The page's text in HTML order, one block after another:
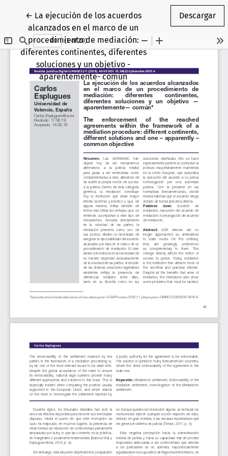
← Volver a los detalles del artículo
La ejecución de los acuerdos
alcanzados en el marco de un
procedimiento de mediación:
diferentes continentes, diferentes
soluciones y un objetivo -
aparentemente- común
Descargar